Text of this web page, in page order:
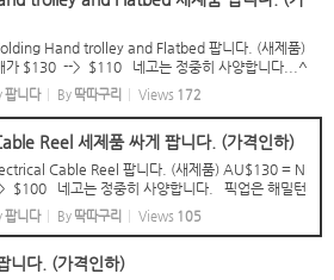
Hand trolley and Flatbed 팝니다. (새제품)
$130 --> $110 네고는 정중히 사양합니다...^
입니다. 문자 주시면 주소 알려드릴께요...^
팝니다 By 딱따구리 Views 172
Reel 세제품 싸게 팝니다. (가격인하)
Cable Reel 팝니다. (새제품) AU$130 = N
네고는 정중히 사양합니다. 픽업은 해밀턴
자 주시면 주소 알려드릴께요...^^ 021 100 50
팝니다 By 딱따구리 Views 105
니다. (가격인하)